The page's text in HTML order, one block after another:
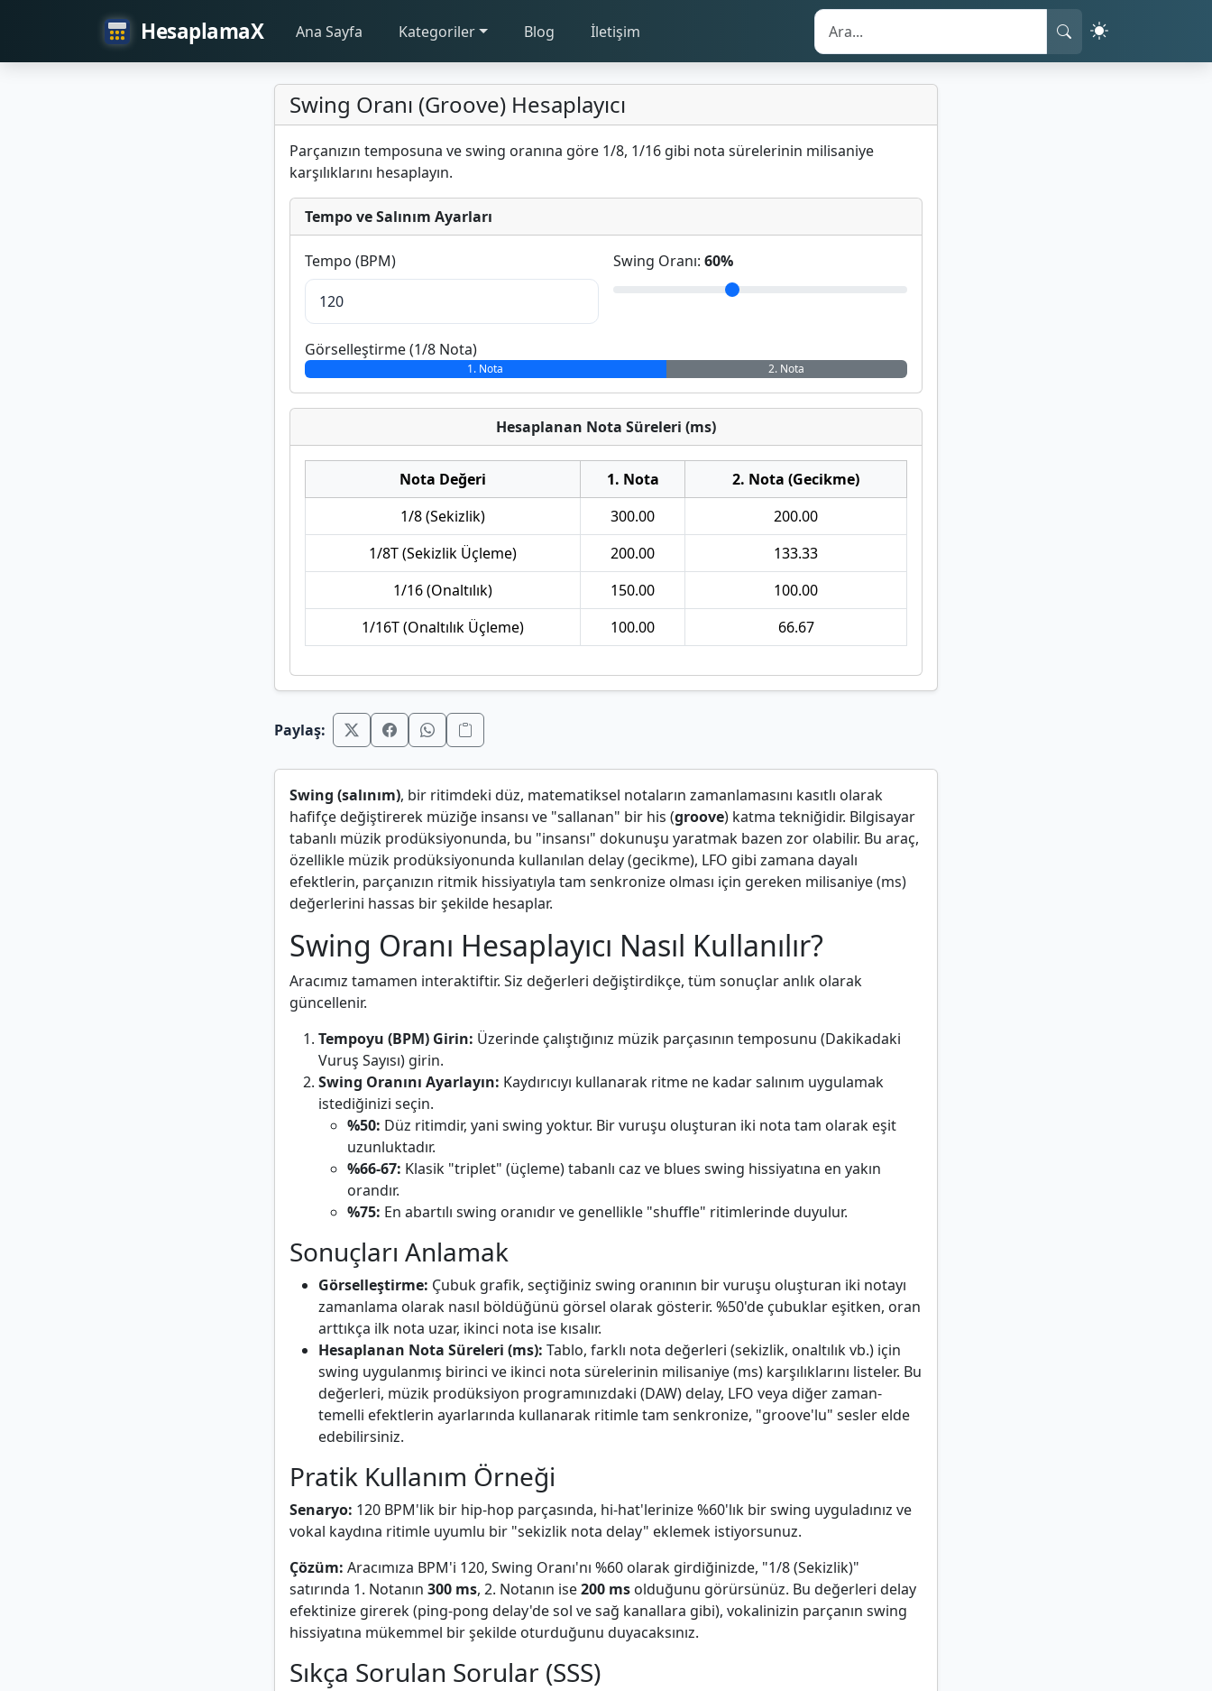
HesaplamaX Ana Sayfa Kategoriler Blog İletişim
Swing Oranı (Groove) Hesaplayıcı
Parçanızın temposuna ve swing oranına göre 1/8, 1/16 gibi nota sürelerinin milisaniye
karşılıklarını hesaplayın.
Tempo ve Salınım Ayarları
Tempo (BPM) Swing Oranı: 60%
Görselleştirme (1/8 Nota)
1. Nota 2. Nota
Hesaplanan Nota Süreleri (ms)
Nota Değeri 1. Nota
2. Nota (Gecikme)
1/8 (Sekizlik)
300.00
200.00
1/8T (Sekizlik Üçleme)
200.00
133.33
1/16 (Onaltılık)
150.00
100.00
1/16T (Onaltılık Üçleme)
100.00 66.67
Paylaş:
Swing (salınım), bir ritimdeki düz, matematiksel notaların zamanlamasını kasıtlı olarak
hafifçe değiştirerek müziğe insansı ve "sallanan" bir his (groove) katma tekniğidir. Bilgisayar
tabanlı müzik prodüksiyonunda, bu "insansı" dokunuşu yaratmak bazen zor olabilir. Bu araç,
özellikle müzik prodüksiyonunda kullanılan delay (gecikme), LFO gibi zamana dayalı
efektlerin, parçanızın ritmik hissiyatıyla tam senkronize olması için gereken milisaniye (ms)
değerlerini hassas bir şekilde hesaplar.
Swing Oranı Hesaplayıcı Nasıl Kullanılır?
Aracımız tamamen interaktiftir. Siz değerleri değiştirdikçe, tüm sonuçlar anlık olarak
güncellenir.
Tempoyu (BPM) Girin: Üzerinde çalıştığınız müzik parçasının temposunu (Dakikadaki
Vuruş Sayısı) girin.
Swing Oranını Ayarlayın: Kaydırıcıyı kullanarak ritme ne kadar salınım uygulamak
istediğinizi seçin.
%50: Düz ritimdir, yani swing yoktur. Bir vuruşu oluşturan iki nota tam olarak eşit
uzunluktadır.
%66-67: Klasik "triplet" (üçleme) tabanlı caz ve blues swing hissiyatına en yakın
orandır.
%75: En abartılı swing oranıdır ve genellikle "shuffle" ritimlerinde duyulur.
Sonuçları Anlamak
Görselleştirme: Çubuk grafik, seçtiğiniz swing oranının bir vuruşu oluşturan iki notayı
zamanlama olarak nasıl böldüğünü görsel olarak gösterir. %50'de çubuklar eşitken, oran
arttıkça ilk nota uzar, ikinci nota ise kısalır.
Hesaplanan Nota Süreleri (ms): Tablo, farklı nota değerleri (sekizlik, onaltılık vb.) için
swing uygulanmış birinci ve ikinci nota sürelerinin milisaniye (ms) karşılıklarını listeler. Bu
değerleri, müzik prodüksiyon programınızdaki (DAW) delay, LFO veya diğer zaman-
temelli efektlerin ayarlarında kullanarak ritimle tam senkronize, "groove'lu" sesler elde
edebilirsiniz.
Pratik Kullanım Örneği
Senaryo: 120 BPM'lik bir hip-hop parçasında, hi-hat'lerinize %60'lık bir swing uyguladınız ve
vokal kaydına ritimle uyumlu bir "sekizlik nota delay" eklemek istiyorsunuz.
Çözüm: Aracımıza BPM'i 120, Swing Oranı'nı %60 olarak girdiğinizde, "1/8 (Sekizlik)"
satırında 1. Notanın 300 ms, 2. Notanın ise200 ms olduğunu görürsünüz. Bu değerleri delay
efektinize girerek (ping-pong delay'de sol ve sağ kanallara gibi), vokalinizin parçanın swing
hissiyatına mükemmel bir şekilde oturduğunu duyacaksınız.
Sıkça Sorulan Sorular (SSS)